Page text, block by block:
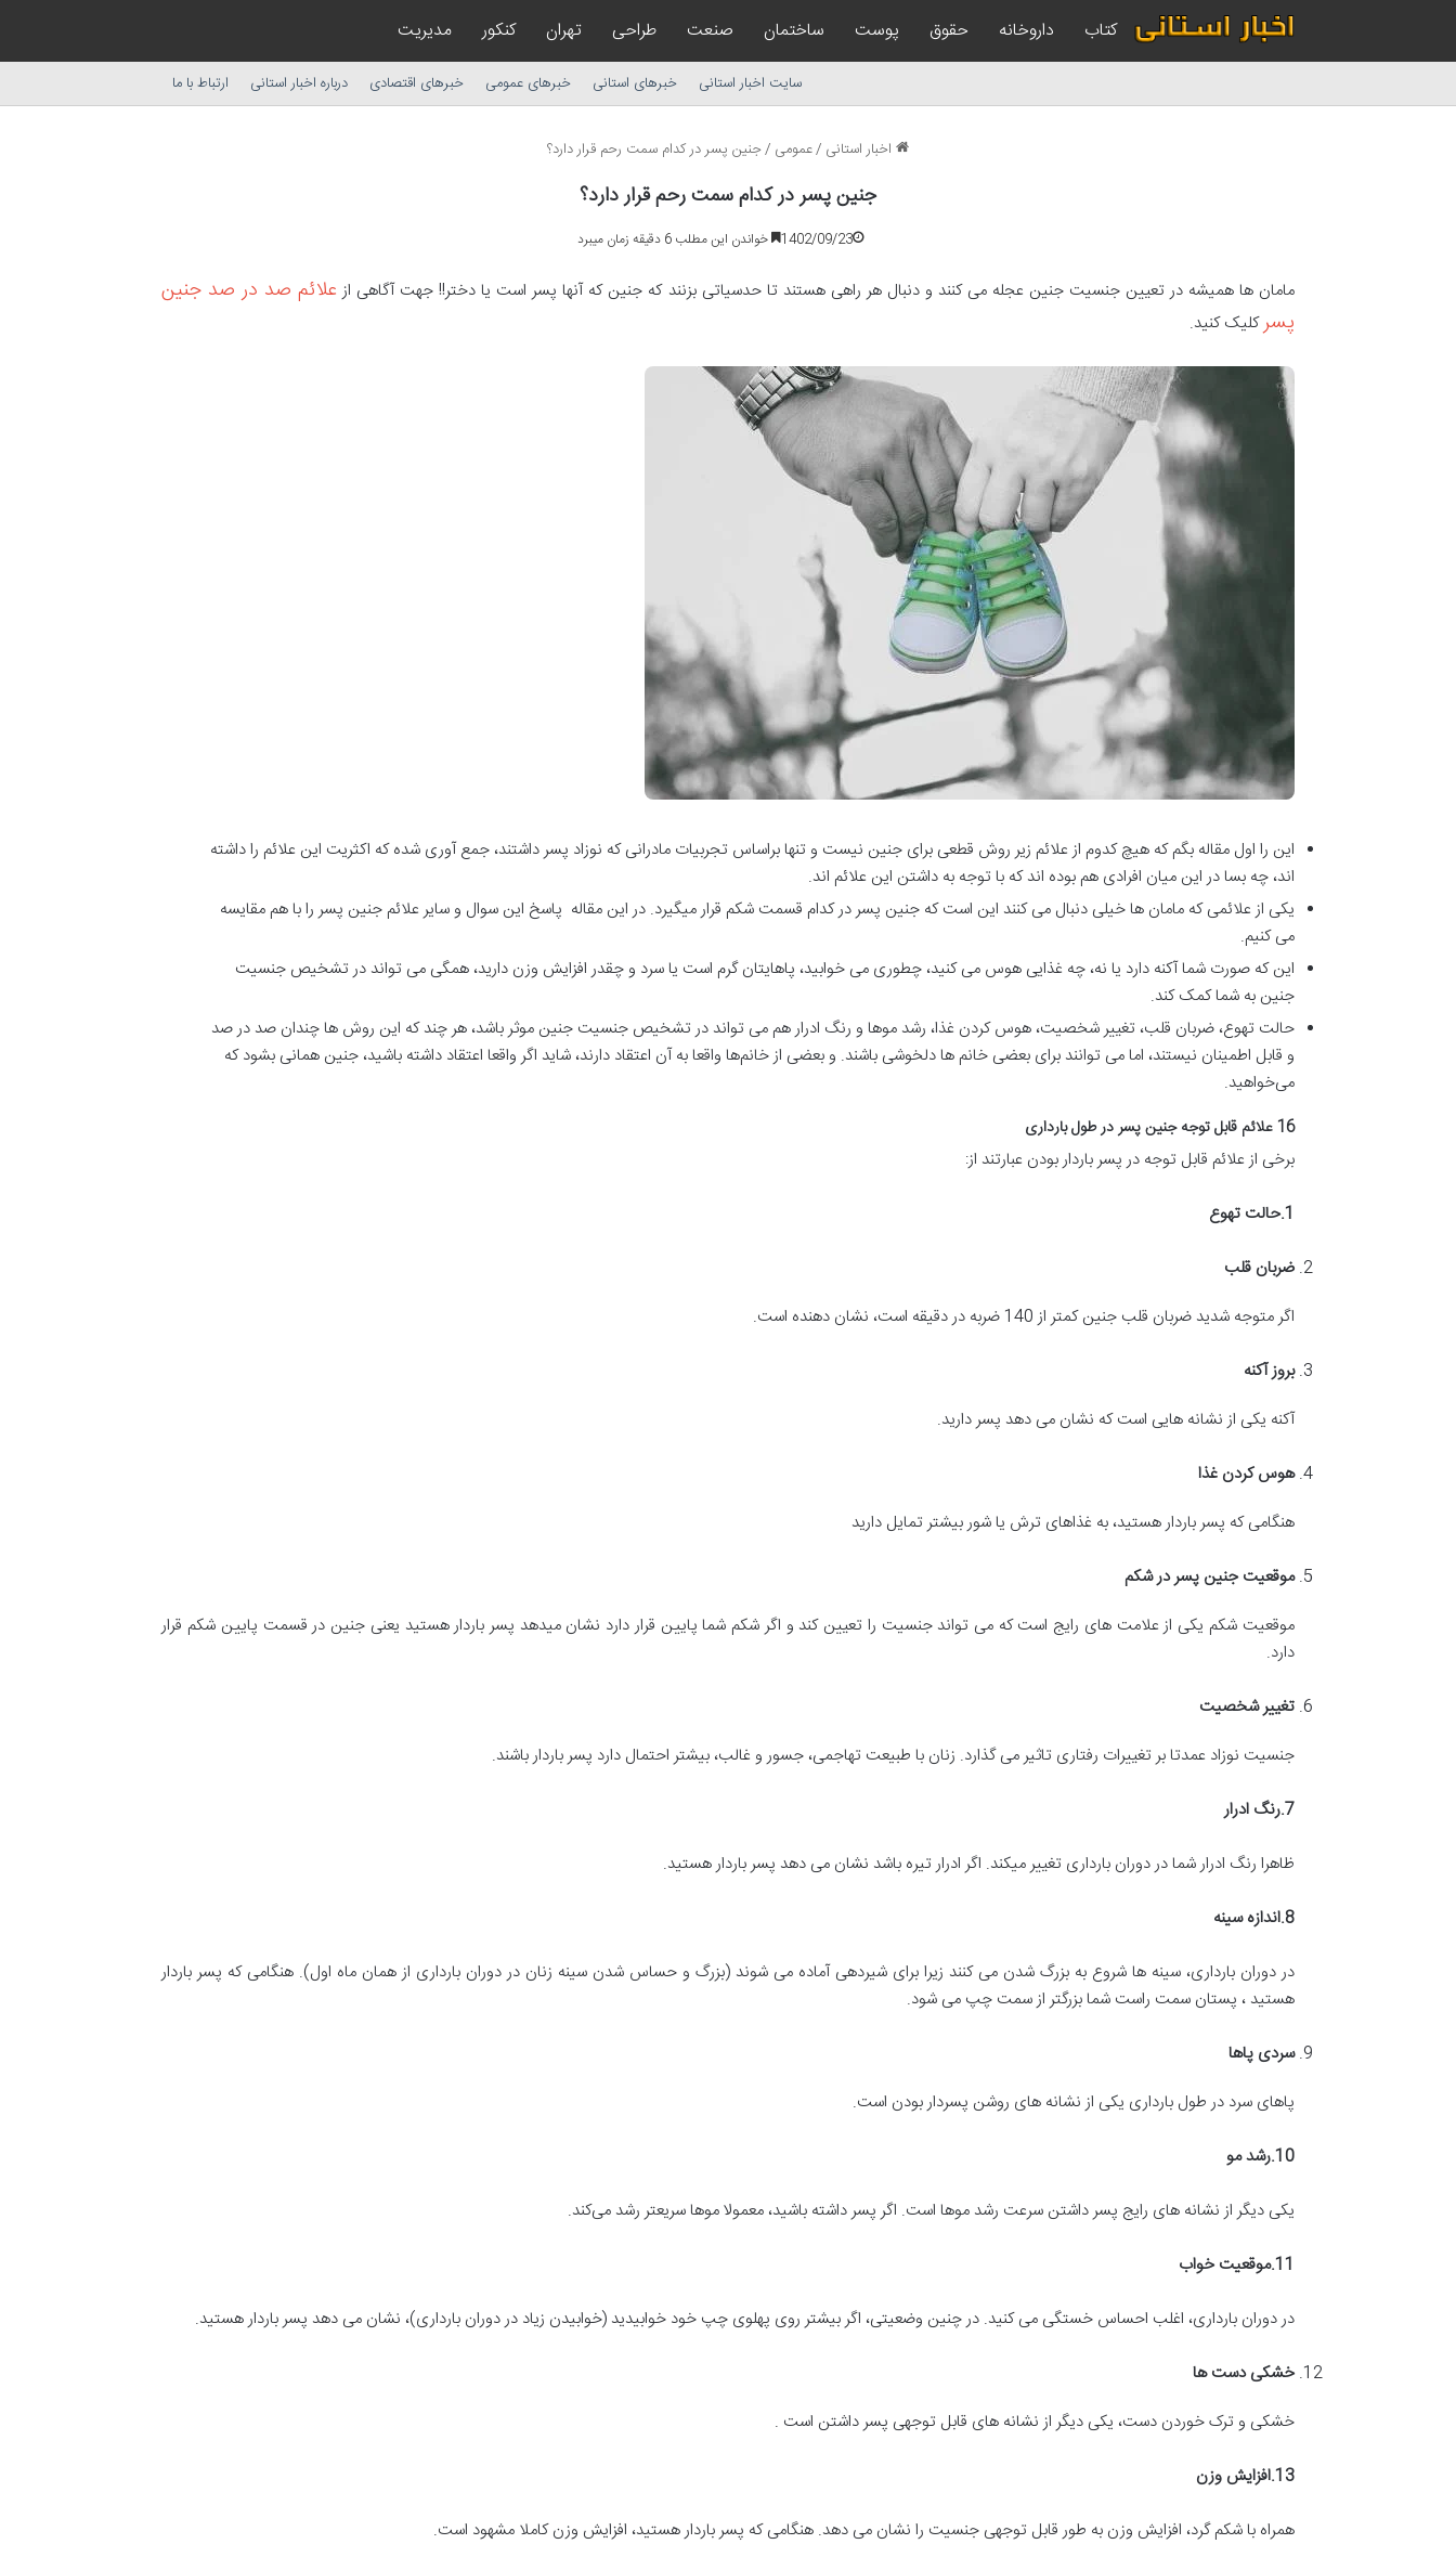
کتاب داروخانه حقوق پوست ساختمان صنعت طراحی تهران کنکور مدیریت
سایت اخبار استانی خبرهای استانی خبرهای عمومی خبرهای اقتصادی درباره اخبار استانی ارتباط با ما
اخبار استانی /عمومی /جنین پسر در کدام سمت رحم قرار دارد؟
جنین پسر در کدام سمت رحم قرار دارد؟
1402/09/23 خواندن این مطلب 6 دقیقه زمان میبرد
مامان ها همیشه در تعیین جنسیت جنین عجله می کنند و دنبال هر راهی هستند تا حدسیاتی بزنند که جنین که آنها پسر است یا دختر!! جهت آگاهی از علائم صد در صد جنین
پسرکلیک کنید.
این را اول مقاله بگم که هیچ کدوم از علائم زیر روش قطعی برای جنین نیست و تنها براساس تجربیات مادرانی که نوزاد پسر داشتند، جمع آوری شده که اکثریت این علائم را داشته
اند، چه بسا در این میان افرادی هم بوده اند که با توجه به داشتن این علائم اند.
یکی از علائمی که مامان ها خیلی دنبال می کنند این است که جنین پسر در کدام قسمت شکم قرار میگیرد. در این مقاله پاسخ این سوال و سایر علائم جنین پسر را با هم مقایسه
می کنیم.
این که صورت شما آکنه دارد یا نه، چه غذایی هوس می کنید، چطوری می خوابید، پاهایتان گرم است یا سرد و چقدر افزایش وزن دارید، همگی می تواند در تشخیص جنسیت
جنین به شما کمک کند.
حالت تهوع، ضربان قلب، تغییر شخصیت، هوس کردن غذا، رشد موها و رنگ ادرار هم می تواند در تشخیص جنسیت جنین موثر باشد، هر چند که این روش ها چندان صد در صد
و قابل اطمینان نیستند، اما می توانند برای بعضی خانم ها دلخوشی باشند. و بعضی از خانم‌ها واقعا به آن اعتقاد دارند، شاید اگر واقعا اعتقاد داشته باشید، جنین همانی بشود که
می‌خواهید.
16 علائم قابل توجه جنین پسر در طول بارداری
برخی از علائم قابل توجه در پسر باردار بودن عبارتند از:
1.حالت تهوع
ضربان قلب
اگر متوجه شدید ضربان قلب جنین کمتر از 140 ضربه در دقیقه است، نشان دهنده است.
بروز آکنه
آکنه یکی از نشانه هایی است که نشان می دهد پسر دارید.
هوس کردن غذا
هنگامی که پسر باردار هستید، به غذاهای ترش یا شور بیشتر تمایل دارید
موقعیت جنین پسر در شکم
موقعیت شکم یکی از علامت های رایج است که می تواند جنسیت را تعیین کند و اگر شکم شما پایین قرار دارد نشان میدهد پسر باردار هستید یعنی جنین در قسمت پایین شکم قرار
دارد.
تغییر شخصیت
جنسیت نوزاد عمدتا بر تغییرات رفتاری تاثیر می گذارد. زنان با طبیعت تهاجمی، جسور و غالب، بیشتر احتمال دارد پسر باردار باشند.
7.رنگ ادرار
ظاهرا رنگ ادرار شما در دوران بارداری تغییر میکند. اگر ادرار تیره باشد نشان می دهد پسر باردار هستید.
8. اندازه سینه
در دوران بارداری، سینه ها شروع به بزرگ شدن می کنند زیرا برای شیردهی آماده می شوند (بزرگ و حساس شدن سینه زنان در دوران بارداری از همان ماه اول). هنگامی که پسر باردار
هستید ، پستان سمت راست شما بزرگتر از سمت چپ می شود.
سردی پاها
پاهای سرد در طول بارداری یکی از نشانه های روشن پسردار بودن است.
10.رشد مو
یکی دیگر از نشانه های رایج پسر داشتن سرعت رشد موها است. اگر پسر داشته باشید، معمولا موها سریعتر رشد می‌کند.
11.موقعیت خواب
در دوران بارداری، اغلب احساس خستگی می کنید. در چنین وضعیتی، اگر بیشتر روی پهلوی چپ خود خوابیدید (خوابیدن زیاد در دوران بارداری)، نشان می دهد پسر باردار هستید.
خشکی دست ها
خشکی و ترک خوردن دست، یکی دیگر از نشانه های قابل توجهی پسر داشتن است .
13.افزایش وزن
همراه با شکم گرد، افزایش وزن به طور قابل توجهی جنسیت را نشان می دهد. هنگامی که پسر باردار هستید، افزایش وزن کاملا مشهود است.